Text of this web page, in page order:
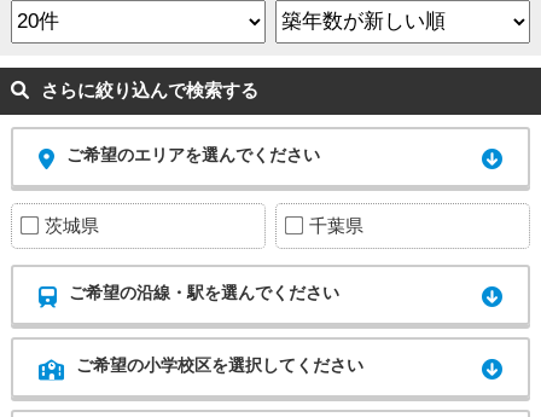
さらに絞り込んで検索する
ご希望のエリアを選んでください
茨城県 千葉県
ご希望の沿線・駅を選んでください
ご希望の小学校区を選択してください